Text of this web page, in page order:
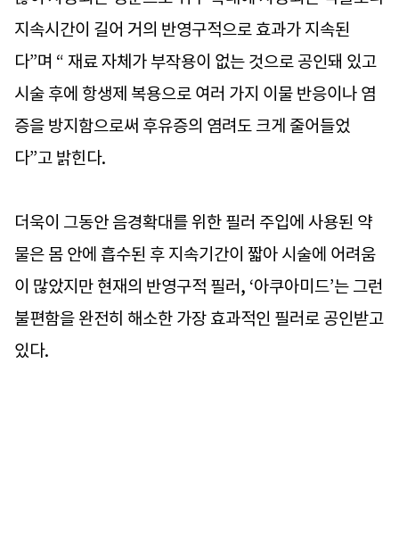
지속시간이 길어 거의 반영구적으로 효과가 지속된
다”며 “ 재료 자체가 부작용이 없는 것으로 공인돼 있고
시술 후에 항생제 복용으로 여러 가지 이물 반응이나 염
증을 방지함으로써 후유증의 염려도 크게 줄어들었
다”고 밝힌다.
더욱이 그동안 음경확대를 위한 필러 주입에 사용된 약
물은 몸 안에 흡수된 후 지속기간이 짧아 시술에 어려움
이 많았지만 현재의 반영구적 필러, ‘아쿠아미드’는 그런
불편함을 완전히 해소한 가장 효과적인 필러로 공인받고
있다.